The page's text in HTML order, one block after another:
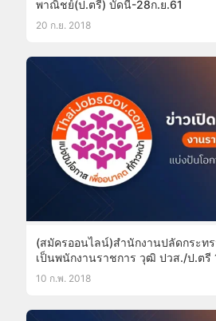
พาณิชย์(ป.ตรี) บัดนี้-28ก.ย.61
20 ก.ย. 2018
(สมัครออนไลน์)สำนักงานปลัดกระท
เป็นพนักงานราชการ วุฒิ ปวส./ป.ตรี
ภูมิภาค
10 ก.พ. 2018